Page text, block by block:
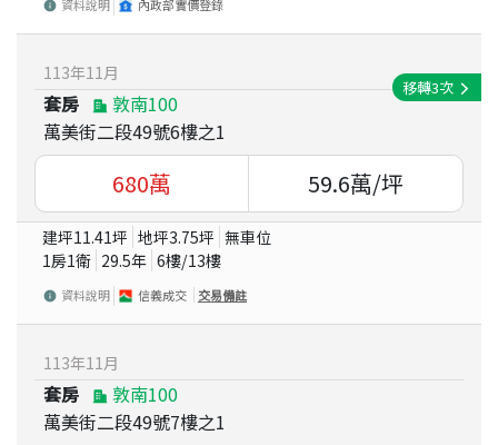
資料說明 內政部實價登錄
113年11月
套房
敦南100
萬美街二段49號6樓之1
移轉3次
680萬 59.6萬/坪
建坪11.41坪 地坪3.75坪 無車位
1房1衛 29.5年 6樓/13樓
資料說明 信義成交 交易備註
113年11月
套房
敦南100
萬美街二段49號7樓之1